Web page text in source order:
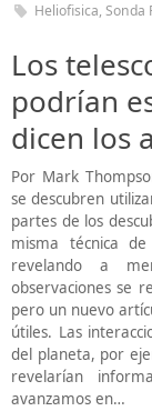
Heliofisica, Sonda
Los
podrían
dicen los
Por Mark
se descubren
partes de los
misma técnica
revelando a
observaciones se
pero un nuevo
útiles. Las
del planeta, por
revelarían
avanzamos en…